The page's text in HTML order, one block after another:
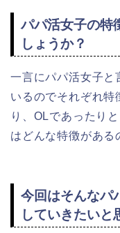
パパ活女子の特
しょうか？
一言にパパ活女子と
いるのでそれぞれ特
り、OLであったり
はどんな特徴がある
今回はそんなパ
していきたいと